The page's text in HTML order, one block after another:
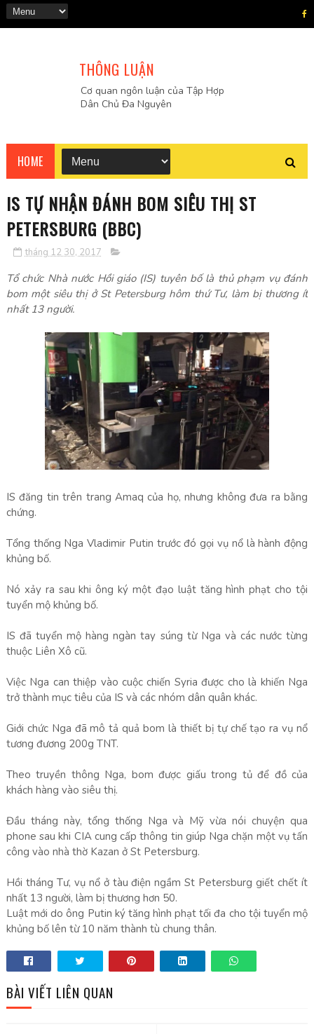
THÔNG LUẬN
Cơ quan ngôn luận của Tập Hợp
Dân Chủ Đa Nguyên
HOME
IS TỰ NHẬN ĐÁNH BOM SIÊU THỊ ST
PETERSBURG (BBC)
tháng 12 30, 2017
Tổ chức Nhà nước Hồi giáo (IS) tuyên bố là thủ phạm vụ đánh
bom một siêu thị ở St Petersburg hôm thứ Tư, làm bị thương ít
nhất 13 người.
IS đăng tin trên trang Amaq của họ, nhưng không đưa ra bằng
chứng.
Tổng thống Nga Vladimir Putin trước đó gọi vụ nổ là hành động
khủng bố.
Nó xảy ra sau khi ông ký một đạo luật tăng hình phạt cho tội
tuyển mộ khủng bố.
IS đã tuyển mộ hàng ngàn tay súng từ Nga và các nước từng
thuộc Liên Xô cũ.
Việc Nga can thiệp vào cuộc chiến Syria được cho là khiến Nga
trở thành mục tiêu của IS và các nhóm dân quân khác.
Giới chức Nga đã mô tả quả bom là thiết bị tự chế tạo ra vụ nổ
tương đương 200g TNT.
Theo truyền thông Nga, bom được giấu trong tủ để đồ của
khách hàng vào siêu thị.
Đầu tháng này, tổng thống Nga và Mỹ vừa nói chuyện qua
phone sau khi CIA cung cấp thông tin giúp Nga chặn một vụ tấn
công vào nhà thờ Kazan ở St Petersburg.
Hồi tháng Tư, vụ nổ ở tàu điện ngầm St Petersburg giết chết ít
nhất 13 người, làm bị thương hơn 50.
Luật mới do ông Putin ký tăng hình phạt tối đa cho tội tuyển mộ
khủng bố lên từ 10 năm thành tù chung thân.
BÀI VIẾT LIÊN QUAN